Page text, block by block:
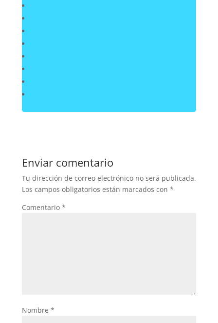
Enviar comentario
Tu dirección de correo electrónico no será publicada.
Los campos obligatorios están marcados con *
Comentario *
Nombre *